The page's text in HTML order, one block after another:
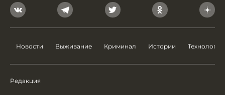
Новости Выживание Криминал Истории Технологии
Редакция